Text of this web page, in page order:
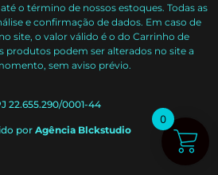
o término de nossos estoques. Todas as
e confirmação de dados. Em caso de
site, o valor válido é o do Carrinho de
produtos podem ser alterados no site a
sem aviso prévio.
22.655.290/0001-44
porAgência Blckstudio
0